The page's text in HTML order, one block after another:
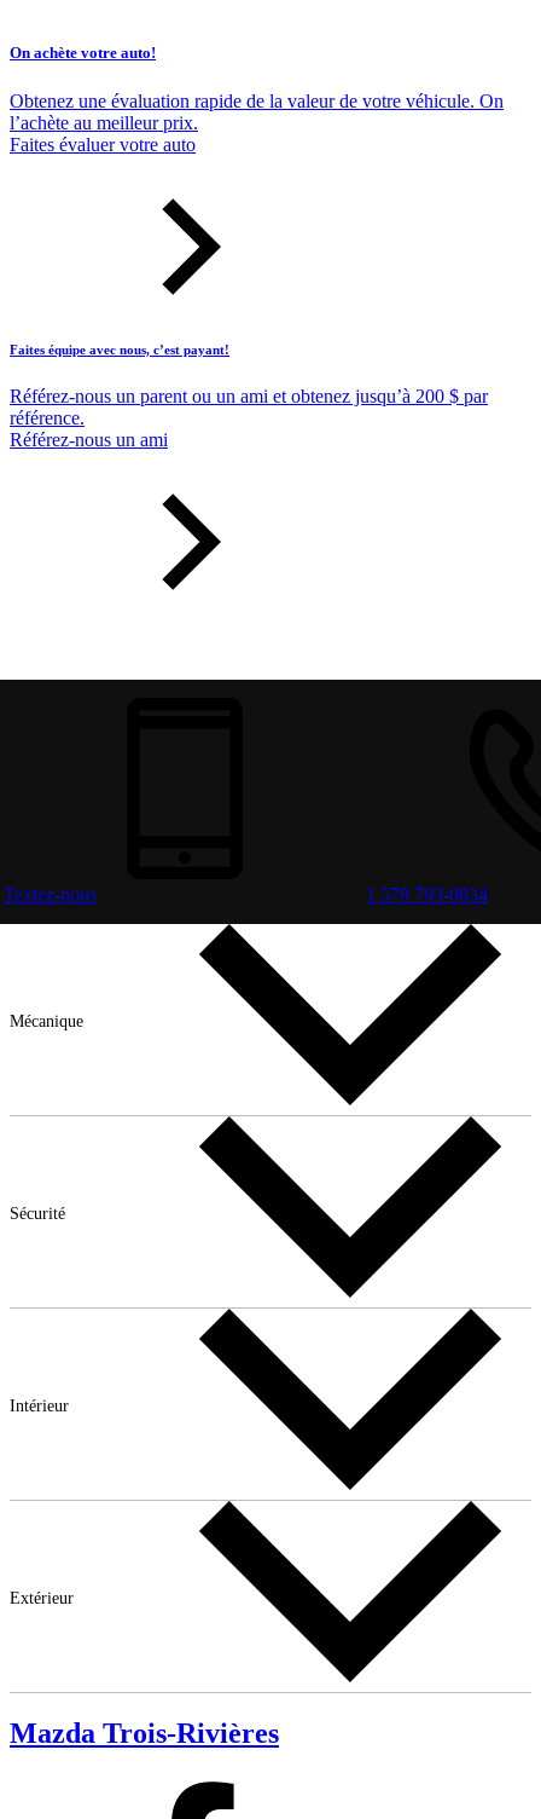
On achète votre auto!
Obtenez une évaluation rapide de la valeur de votre véhicule. On
l’achète au meilleur prix.
Faites évaluer votre auto
Faites équipe avec nous, c’est payant!
Référez-nous un parent ou un ami et obtenez jusqu’à 200 $ par
référence.
Référez-nous un ami
Textez-nous 1 579 793-0834
Mécanique
Sécurité
Intérieur
Extérieur
Mazda Trois-Rivières